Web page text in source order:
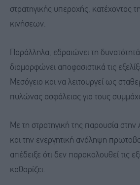
στρατηγικής υπεροχής, κατέχοντας
κινήσεων.
Παράλληλα, εδραιώνει τη
διαμορφώνει αποφασιστικά τις
Μεσόγειο και να λειτουργεί ως
πυλώνας ασφάλειας για τους
Με τη στρατηγική της παρουσία στην
και την ενεργητική ανάληψη
απέδειξε ότι δεν παρακολουθεί τις
καθορίζει.